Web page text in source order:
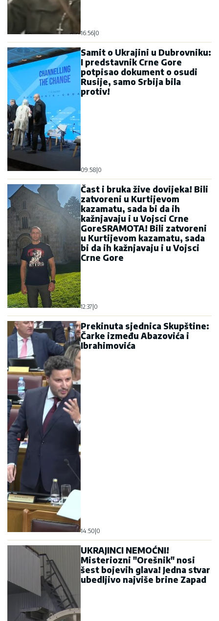
16:56|0
Samit o Ukrajini u Dubrovniku:
I predstavnik Crne Gore
potpisao dokument o osudi
Rusije, samo Srbija bila
protiv!
09:58|0
Čast i bruka žive dovijeka! Bili
zatvoreni u Kurtijevom
kazamatu, sada bi da ih
kažnjavaju i u Vojsci Crne
GoreSRAMOTA! Bili zatvoreni
u Kurtijevom kazamatu, sada
bi da ih kažnjavaju i u Vojsci
Crne Gore
12:37|0
Prekinuta sjednica Skupštine:
Čarke između Abazovića i
Ibrahimovića
14:50|0
UKRAJINCI NEMOĆNI!
Misteriozni "Orešnik" nosi
šest bojevih glava! Jedna stvar
ubedljivo najviše brine Zapad